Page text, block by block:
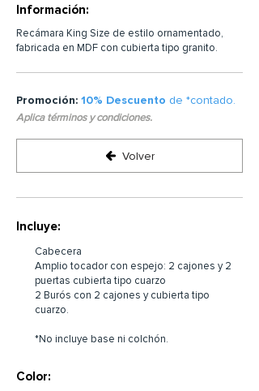
Información:
Recámara King Size de estilo ornamentado,
fabricada en MDF con cubierta tipo granito.
Promoción: 10% Descuento de *contado.
Aplica términos y condiciones.
Volver
Incluye:
Cabecera
Amplio tocador con espejo: 2 cajones y 2
puertas cubierta tipo cuarzo
2 Burós con 2 cajones y cubierta tipo
cuarzo.
*No incluye base ni colchón.
Color: